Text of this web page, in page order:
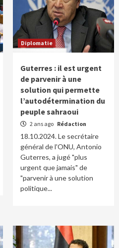
Diplomatie
Guterres : il est urgent
de parvenir à une
solution qui permette
l’autodétermination du
peuple sahraoui
2 ans ago Rédaction
18.10.2024. Le secrétaire
général de l'ONU, Antonio
Guterres, a jugé "plus
urgent que jamais" de
"parvenir à une solution
politique...